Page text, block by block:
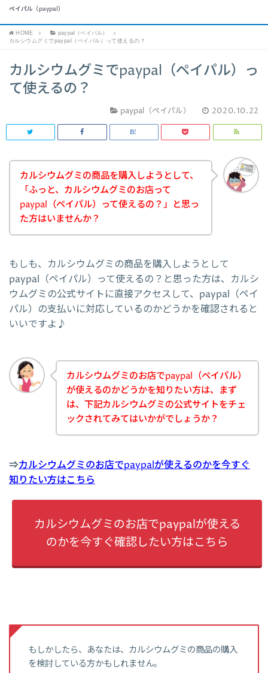
ペイパル（paypal）
HOME
paypal（ペイパル）
カルシウムグミでpaypal（ペイパル）って使えるの？
カルシウムグミでpaypal（ペイパル）っ
て使えるの？
paypal（ペイパル） 2020.10.22
カルシウムグミの商品を購入しようとして、
「ふっと、カルシウムグミのお店って
paypal（ペイパル）って使えるの？」と思っ
た方はいませんか？
もしも、カルシウムグミの商品を購入しようとして
paypal（ペイパル）って使えるの？と思った方は、カルシ
ウムグミの公式サイトに直接アクセスして、paypal（ペイ
パル）の支払いに対応しているのかどうかを確認されると
いいですよ♪
カルシウムグミのお店でpaypal（ペイパル）
が使えるのかどうかを知りたい方は、まず
は、下記カルシウムグミの公式サイトをチェ
ックされてみてはいかがでしょうか？
⇒カルシウムグミのお店でpaypalが使えるのかを今すぐ
知りたい方はこちら
カルシウムグミのお店でpaypalが使える
のかを今すぐ確認したい方はこちら
もしかしたら、あなたは、カルシウムグミの商品の購入
を検討している方かもしれません。